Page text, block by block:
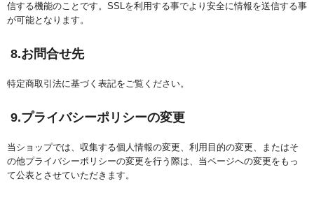
信する機能のことです。SSLを利用する事でより安全に情報を送信する事
が可能となります。
8.お問合せ先
特定商取引法に基づく表記をご覧ください。
9.プライバシーポリシーの変更
当ショップでは、収集する個人情報の変更、利用目的の変更、またはそ
の他プライバシーポリシーの変更を行う際は、当ページへの変更をもっ
て公表とさせていただきます。